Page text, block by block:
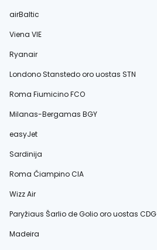
airBaltic
Viena VIE
Ryanair
Londono Stanstedo oro uostas STN
Roma Fiumicino FCO
Milanas-Bergamas BGY
easyJet
Sardinija
Roma Čiampino CIA
Wizz Air
Paryžiaus Šarlio de Golio oro uostas CDG
Madeira